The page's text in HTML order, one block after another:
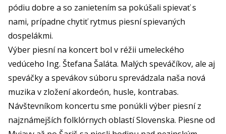
pódiu dobre a so zanietením sa pokúšali spievať s
nami, prípadne chytiť rytmus piesní spievaných
dospelákmi.
Výber piesní na koncert bol v réžii umeleckého
vedúceho Ing. Štefana Šaláta. Malých speváčíkov, ale aj
speváčky a spevákov súboru sprevádzala naša nová
muzika v zložení akordeón, husle, kontrabas.
Návštevníkom koncertu sme ponúkli výber piesní z
najznámejších folklórnych oblastí Slovenska. Piesne od